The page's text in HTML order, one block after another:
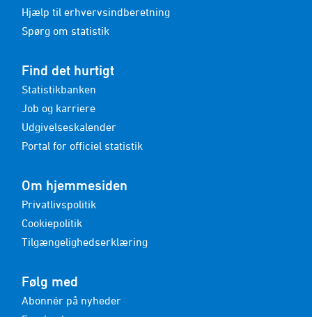
Hjælp til erhvervsindberetning
Spørg om statistik
Find det hurtigt
Statistikbanken
Job og karriere
Udgivelseskalender
Portal for officiel statistik
Om hjemmesiden
Privatlivspolitik
Cookiepolitik
Tilgængelighedserklæring
Følg med
Abonnér på nyheder